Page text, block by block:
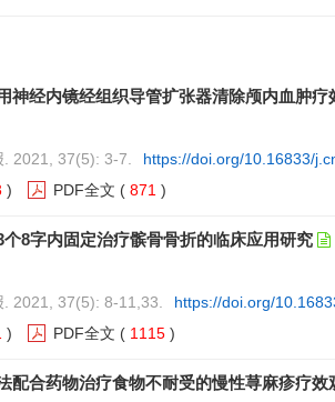
神经内镜经组织导管扩张器清除颅内血肿疗
2021, 37(5): 3-7.
https://doi.org/10.16833/
) PDF全文 ( 871 )
8字内固定治疗髌骨骨折的临床应用研究
2021, 37(5): 8-11,33.
https://doi.org/
) PDF全文 ( 1115 )
配合药物治疗食物不耐受的慢性荨麻疹疗效